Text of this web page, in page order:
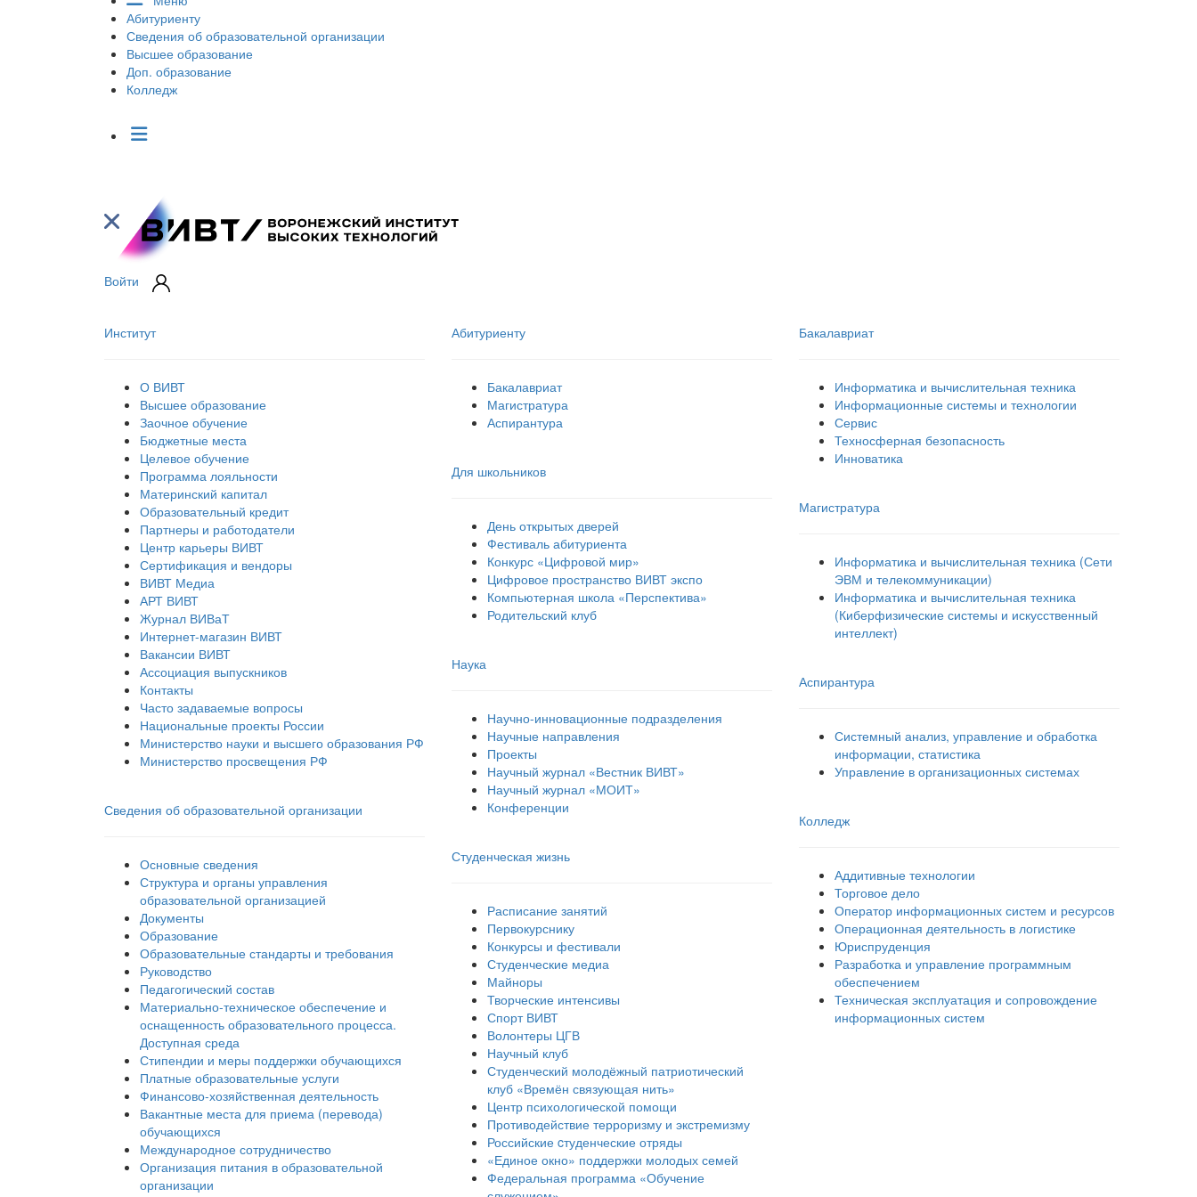
Абитуриенту
Сведения об образовательной организации
Высшее образование
Доп. образование
Колледж
Войти
Институт
О ВИВТ
Высшее образование
Заочное обучение
Бюджетные места
Целевое обучение
Программа лояльности
Материнский капитал
Образовательный кредит
Партнеры и работодатели
Центр карьеры ВИВТ
Сертификация и вендоры
ВИВТ Медиа
АРТ ВИВТ
Журнал ВИВаТ
Интернет-магазин ВИВТ
Вакансии ВИВТ
Ассоциация выпускников
Контакты
Часто задаваемые вопросы
Национальные проекты России
Министерство науки и высшего образования РФ
Министерство просвещения РФ
Сведения об образовательной организации
Основные сведения
Структура и органы управления
образовательной организацией
Документы
Образование
Образовательные стандарты и требования
Руководство
Педагогический состав
Материально-техническое обеспечение и
оснащенность образовательного процесса.
Доступная среда
Стипендии и меры поддержки обучающихся
Платные образовательные услуги
Финансово-хозяйственная деятельность
Вакантные места для приема (перевода)
обучающихся
Международное сотрудничество
Организация питания в образовательной
организации
Абитуриенту
Бакалавриат
Магистратура
Аспирантура
Для школьников
День открытых дверей
Фестиваль абитуриента
Конкурс «Цифровой мир»
Цифровое пространство ВИВТ экспо
Компьютерная школа «Перспектива»
Родительский клуб
Наука
Научно-инновационные подразделения
Научные направления
Проекты
Научный журнал «Вестник ВИВТ»
Научный журнал «МОИТ»
Конференции
Студенческая жизнь
Расписание занятий
Первокурснику
Конкурсы и фестивали
Студенческие медиа
Майноры
Творческие интенсивы
Спорт ВИВТ
Волонтеры ЦГВ
Научный клуб
Студенческий молодёжный патриотический
клуб «Времён связующая нить»
Центр психологической помощи
Противодействие терроризму и экстремизму
Российские cтуденческие отряды
«Единое окно» поддержки молодых семей
Федеральная программа «Обучение
Бакалавриат
Информатика и вычислительная техника
Информационные системы и технологии
Сервис
Техносферная безопасность
Инноватика
Магистратура
Информатика и вычислительная техника (Сети
ЭВМ и телекоммуникации)
Информатика и вычислительная техника
(Киберфизические системы и искусственный
интеллект)
Аспирантура
Системный анализ, управление и обработка
информации, статистика
Управление в организационных системах
Колледж
Аддитивные технологии
Торговое дело
Оператор информационных систем и ресурсов
Операционная деятельность в логистике
Юриспруденция
Разработка и управление программным
обеспечением
Техническая эксплуатация и сопровождение
информационных систем